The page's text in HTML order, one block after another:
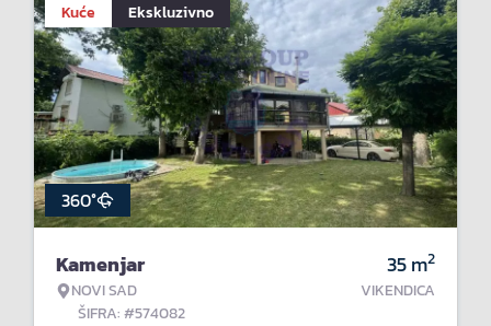
Kuće Ekskluzivno
360°
Kamenjar
NOVI SAD
ŠIFRA: #574082
35m2
VIKENDICA